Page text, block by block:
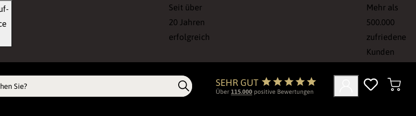
Seit über
20 Jahren
erfolgreich
Mehr als
500.000
zufriedene
Kunden